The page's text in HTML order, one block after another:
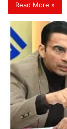
Read More »